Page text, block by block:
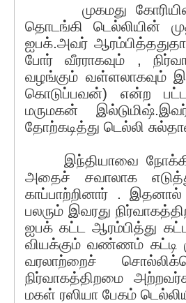
முகமது
தொடங்கி டெல்லியின்
ஐபக்.அவர்
போர் வீரராகவும் ,
வழங்கும் வள்ளலாகவும்
கொடுப்பவன்) என்ற
மருமகன்
தோற்கடித்து டெல்லி
இந்தியாவை நோக்கி
அதைச் சவாலாக
காப்பாற்றினார் .
பலரும் இவரது
ஐபக் கட்ட ஆரம்பித்து
வியக்கும் வண்ணம் கட்டி
வரலாற்றைச்
நிர்வாகத்திறமை
மகள் ரஸியா பேகம்